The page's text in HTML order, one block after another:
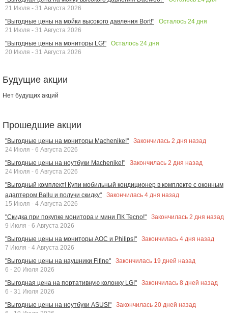
21 Июля - 31 Августа 2026
"Выгодные цены на мойки высокого давления Bort!"
Осталось 24 дня
21 Июля - 31 Августа 2026
"Выгодные цены на мониторы LG!"
Осталось 24 дня
20 Июля - 31 Августа 2026
Будущие акции
Нет будущих акций
Прошедшие акции
"Выгодные цены на мониторы Machenike!" Закончилась 2 дня назад
24 Июля - 6 Августа 2026
"Выгодные цены на ноутбуки Machenike!"
Закончилась 2 дня назад
24 Июля - 6 Августа 2026
"Выгодный комплект! Купи мобильный кондиционер в комплекте с оконным
адаптером Ballu и получи скидку"
Закончилась 4 дня назад
15 Июля - 4 Августа 2026
"Скидка при покупке монитора и мини ПК Tecno!"
Закончилась 2 дня назад
9 Июля - 6 Августа 2026
"Выгодные цены на мониторы AOC и Philips!"
Закончилась 4 дня назад
7 Июля - 4 Августа 2026
"Выгодные цены на наушники Fifine"
Закончилась 19 дней назад
6 - 20 Июля 2026
"Выгодная цена на портативную колонку LG!"
Закончилась 8 дней назад
6 - 31 Июля 2026
"Выгодные цены на ноутбуки ASUS!"
Закончилась 20 дней назад